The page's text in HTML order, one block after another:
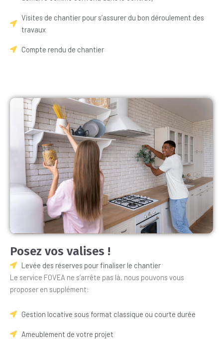
Visites de chantier pour s’assurer du bon déroulement des
travaux
Compte rendu de chantier
Posez vos valises !
Levée des réserves pour finaliser le chantier
Le service FOVEA ne s’arrête pas là, nous pouvons vous
proposer en supplément:
Gestion locative sous format classique ou courte durée
Ameublement de votre projet